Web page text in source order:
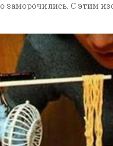
заморочились. С этим